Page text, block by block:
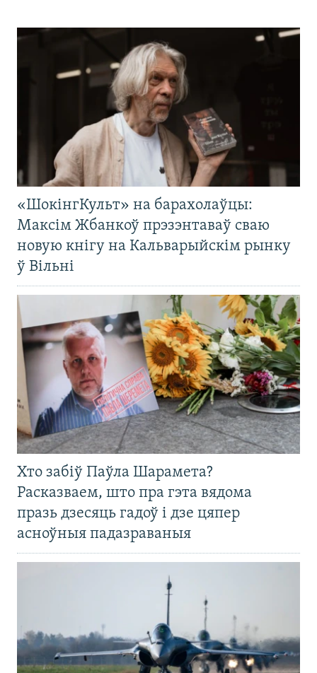
«ШокінгКульт» на барахолаўцы:
Максім Жбанкоў прэзэнтаваў сваю
новую кнігу на Кальварыйскім рынку
ў Вільні
Хто забіў Паўла Шарамета?
Расказваем, што пра гэта вядома
празь дзесяць гадоў і дзе цяпер
асноўныя падазраваныя